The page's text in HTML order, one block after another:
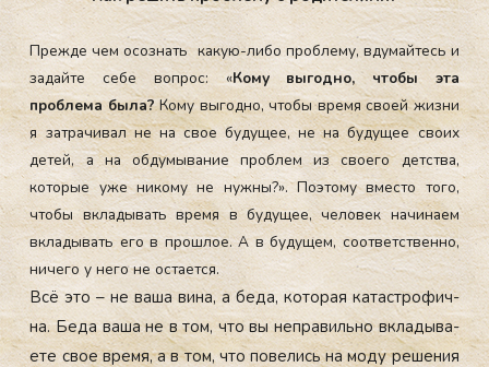
Прежде чем осознать какую-либо проблему, вдумайтесь и
задайте себе вопрос: «Кому выгодно, чтобы эта
проблема была?Кому выгодно, чтобы время своей жизни
я затрачивал не на свое будущее, не на будущее своих
детей, а на обдумывание проблем из своего детства,
которые уже никому не нужны?». Поэтому вместо того,
чтобы вкладывать время в будущее, человек начинаем
вкладывать его в прошлое. А в будущем, соответственно,
ничего у него не остается.
Всё это – не ва­ша ви­на, а бе­да, ко­торая ка­тас­тро­фич­
на. Бе­да ва­ша не в том, что вы неп­ра­виль­но вкла­дыва­
ете свое вре­мя, а в том, что по­велись на мо­ду ре­шения